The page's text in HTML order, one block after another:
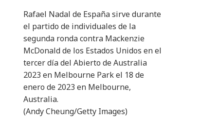
Rafael Nadal de España sirve durante
el partido de individuales de la
segunda ronda contra Mackenzie
McDonald de los Estados Unidos en el
tercer día del Abierto de Australia
2023 en Melbourne Park el 18 de
enero de 2023 en Melbourne,
Australia.
(Andy Cheung/Getty Images)